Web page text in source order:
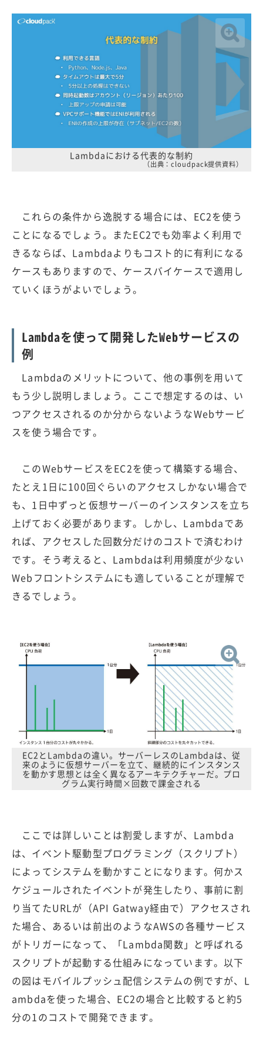
Lambdaにおける代表的な制約
（出典：cloudpack提供資料）
これらの条件から逸脱する場合には、EC2を使う
ことになるでしょう。またEC2でも効率よく利用で
きるならば、Lambdaよりもコスト的に有利になる
ケースもありますので、ケースバイケースで適用し
ていくほうがよいでしょう。
Lambdaを使って開発したWebサービスの
例
Lambdaのメリットについて、他の事例を用いて
もう少し説明しましょう。ここで想定するのは、い
つアクセスされるのか分からないようなWebサービ
スを使う場合です。
このWebサービスをEC2を使って構築する場合、
たとえ1日に100回ぐらいのアクセスしかない場合で
も、1日中ずっと仮想サーバーのインスタンスを立ち
上げておく必要があります。しかし、Lambdaであ
れば、アクセスした回数分だけのコストで済むわけ
です。そう考えると、Lambdaは利用頻度が少ない
Webフロントシステムにも適していることが理解で
きるでしょう。
EC2とLambdaの違い。サーバーレスのLambdaは、従
来のように仮想サーバーを立て、継続的にインスタンス
を動かす思想とは全く異なるアーキテクチャーだ。プロ
グラム実行時間×回数で課金される
ここでは詳しいことは割愛しますが、Lambda
は、イベント駆動型プログラミング（スクリプト）
によってシステムを動かすことになります。何かス
ケジュールされたイベントが発生したり、事前に割
り当てたURLが（API Gatway経由で）アクセスされ
た場合、あるいは前出のようなAWSの各種サービス
がトリガーになって、「Lambda関数」と呼ばれる
スクリプトが起動する仕組みになっています。以下
の図はモバイルプッシュ配信システムの例ですが、L
ambdaを使った場合、EC2の場合と比較すると約5
分の1のコストで開発できます。